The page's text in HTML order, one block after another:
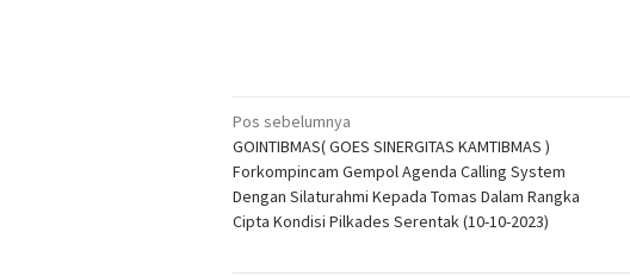
Navigasi
pos
Pos sebelumnya
GOINTIBMAS( GOES SINERGITAS KAMTIBMAS )
Forkompincam Gempol Agenda Calling System
Dengan Silaturahmi Kepada Tomas Dalam Rangka
Cipta Kondisi Pilkades Serentak (10-10-2023)